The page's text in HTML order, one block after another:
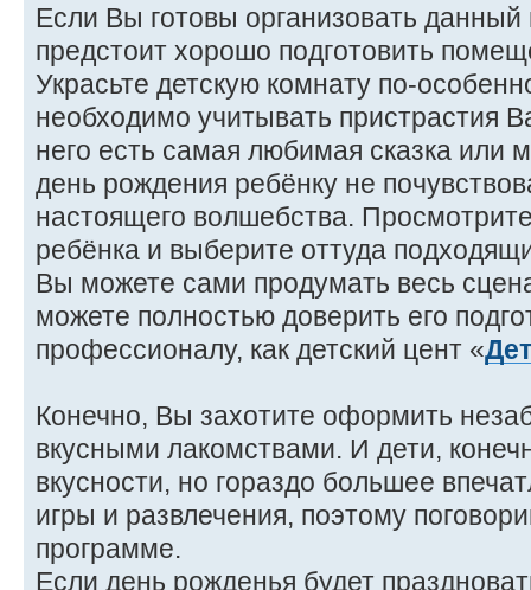
Если Вы готовы организовать
предстоит хорошо подготовить
Украсьте детскую комнату по-
необходимо учитывать пристрастия
него есть самая любимая сказка или
день рождения ребёнку не
настоящего волшебства.
ребёнка и выберите оттуда
Вы можете сами продумать весь
можете полностью доверить его
профессионалу, как детский цент «
Конечно, Вы захотите оформить
вкусными лакомствами. И дети,
вкусности, но гораздо большее
игры и развлечения, поэтому
программе.
Если день рожденья будет